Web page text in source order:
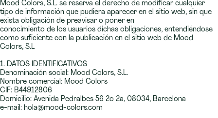
Mood Colors, S.L. se reserva el derecho de modificar cualquier
tipo de información que pudiera aparecer en el sitio web, sin que
exista obligación de preavisar o poner en
conocimiento de los usuarios dichas obligaciones, entendiéndose
como suficiente con la publicación en el sitio web de Mood
Colors, S.L
1. DATOS IDENTIFICATIVOS
Denominación social: Mood Colors, S.L.
Nombre comercial: Mood Colors
CIF: B44912806
Domicilio: Avenida Pedralbes 56 2o 2a, 08034, Barcelona
e-mail: hola@mood-colors.com